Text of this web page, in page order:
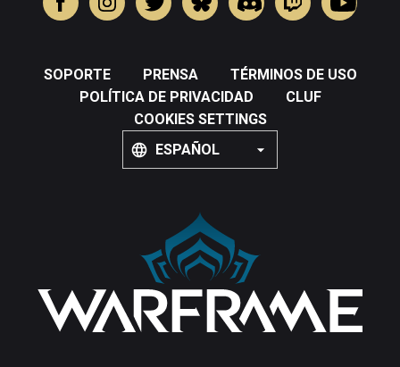
SOPORTE PRENSA
TÉRMINOS DE USO
POLÍTICA DE PRIVACIDAD
CLUF
COOKIES SETTINGS
ESPAÑOL